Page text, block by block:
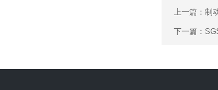
上一篇： 制
下一篇：